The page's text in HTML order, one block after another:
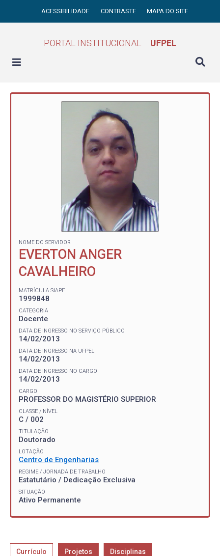
ACESSIBILIDADE CONTRASTE MAPA DO SITE
PORTAL INSTITUCIONAL UFPEL
NOME DO SERVIDOR
EVERTON ANGER
CAVALHEIRO
MATRÍCULA SIAPE
1999848
CATEGORIA
Docente
DATA DE INGRESSO NO SERVIÇO PÚBLICO
14/02/2013
DATA DE INGRESSO NA UFPEL
14/02/2013
DATA DE INGRESSO NO CARGO
14/02/2013
CARGO
PROFESSOR DO MAGISTÉRIO SUPERIOR
CLASSE / NÍVEL
C / 002
TITULAÇÃO
Doutorado
LOTAÇÃO
Centro de Engenharias
REGIME / JORNADA DE TRABALHO
Estatutário / Dedicação Exclusiva
SITUAÇÃO
Ativo Permanente
Currículo Projetos Disciplinas